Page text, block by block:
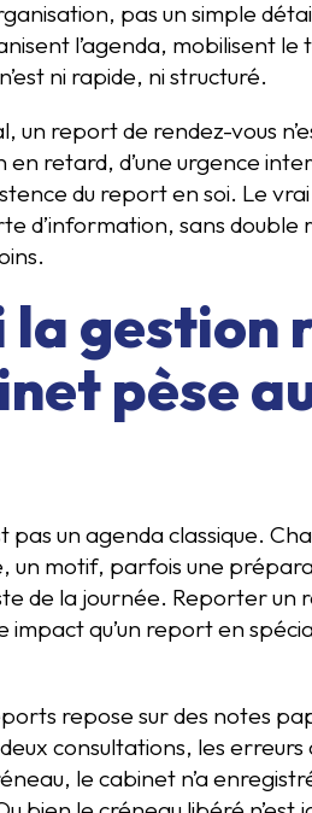
pas un simple
l’agenda, mobilisent
ni rapide, ni structuré.
un report de rendez-vous
en retard, d’une urgence
du report en soi. Le
d’information, sans double
la gestion
pèse
pas un agenda classique.
un motif, parfois une
de la journée. Reporter un
impact qu’un report en
repose sur des notes
consultations, les
le cabinet n’a